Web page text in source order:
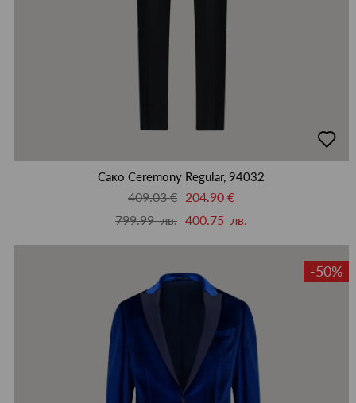
в
Сако Ceremony Regular, 94032
409.03 € 204.90 €
799.99 лв. 400.75 лв.
-50%